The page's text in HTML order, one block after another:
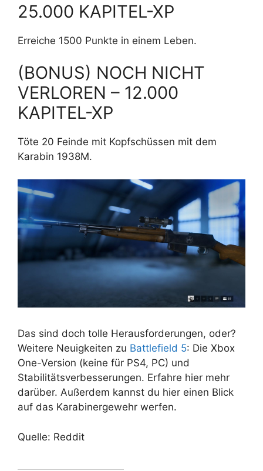
25.000 KAPITEL-XP
Erreiche 1500 Punkte in einem Leben.
(BONUS) NOCH NICHT
VERLOREN – 12.000
KAPITEL-XP
Töte 20 Feinde mit Kopfschüssen mit dem
Karabin 1938M.
Das sind doch tolle Herausforderungen, oder?
Weitere Neuigkeiten zu Battlefield 5: Die Xbox
One-Version (keine für PS4, PC) und
Stabilitätsverbesserungen. Erfahre hier mehr
darüber. Außerdem kannst du hier einen Blick
auf das Karabinergewehr werfen.
Quelle: Reddit